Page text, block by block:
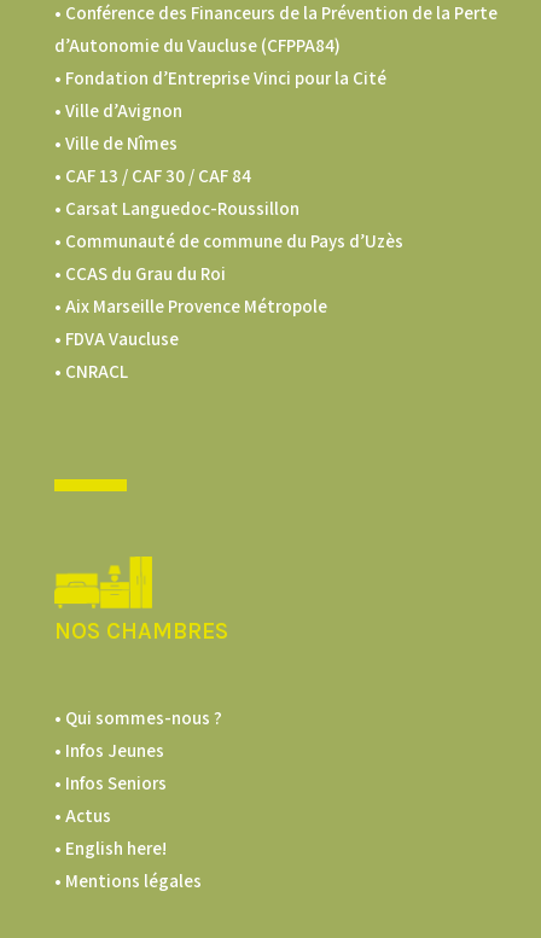
• Conférence des Financeurs de la Prévention de la Perte
d’Autonomie du Vaucluse (CFPPA84)
• Fondation d’Entreprise Vinci pour la Cité
• Ville d’Avignon
• Ville de Nîmes
• CAF 13 / CAF 30 / CAF 84
• Carsat Languedoc-Roussillon
• Communauté de commune du Pays d’Uzès
• CCAS du Grau du Roi
• Aix Marseille Provence Métropole
• FDVA Vaucluse
• CNRACL
NOS CHAMBRES
• Qui sommes-nous ?
• Infos Jeunes
• Infos Seniors
• Actus
• English here!
• Mentions légales